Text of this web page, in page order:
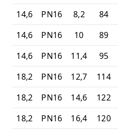
14,6
PN16 8,2 84
14,6
PN16 10 89
14,6
PN16 11,4 95
18,2
PN16 12,7 114
18,2
PN16 14,6 122
18,2
PN16 16,4 120